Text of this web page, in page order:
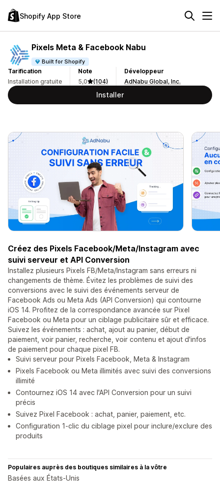
Shopify App Store
Pixels Meta & Facebook Nabu
Built for Shopify
Tarification
Installation gratuite
Note
5,0
(104)
Développeur
AdNabu Global, Inc.
Installer
Créez des Pixels Facebook/Meta/Instagram avec
suivi serveur et API Conversion
Installez plusieurs Pixels FB/Meta/Instagram sans erreurs ni
changements de thème. Évitez les problèmes de suivi des
conversions avec le suivi des événements serveur de
Facebook Ads ou Meta Ads (API Conversion) qui contourne
iOS 14. Profitez de la correspondance avancée sur Pixel
Facebook ou Meta pour un ciblage publicitaire sûr et efficace.
Suivez les événements : achat, ajout au panier, début de
paiement, voir panier, recherche, voir contenu et ajout d'infos
de paiement pour chaque pixel FB.
Suivi serveur pour Pixels Facebook, Meta & Instagram
Pixels Facebook ou Meta illimités avec suivi des conversions
illimité
Contournez iOS 14 avec l'API Conversion pour un suivi
précis
Suivez Pixel Facebook : achat, panier, paiement, etc.
Configuration 1-clic du ciblage pixel pour inclure/exclure des
produits
Populaires auprès des boutiques similaires à la vôtre
Basées aux États-Unis